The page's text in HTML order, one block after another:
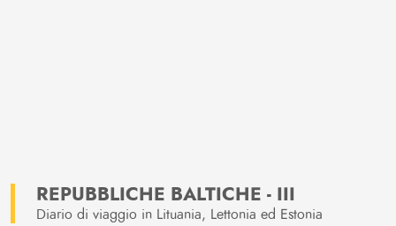
REPUBBLICHE BALTICHE - III
Diario di viaggio in Lituania, Lettonia ed Estonia